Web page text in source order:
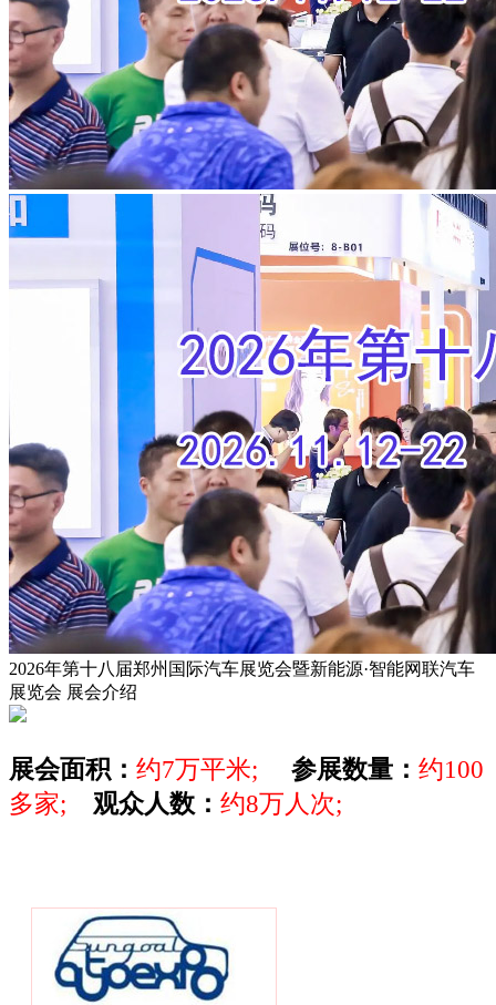
2026年第十八届郑州国际汽车展览会暨新能源·智能网联汽车
展览会 展会介绍
展会面积： 约7万平米; 参展数量： 约100
多家; 观众人数： 约8万人次;